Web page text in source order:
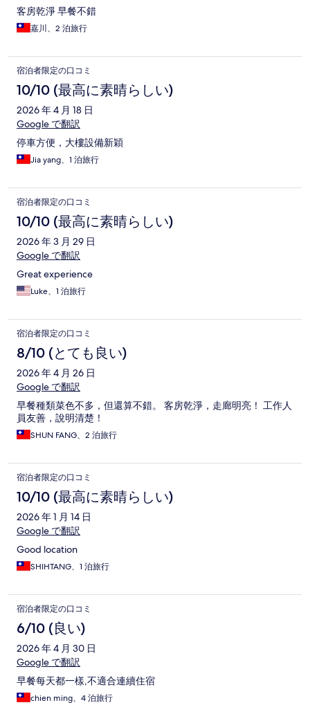
客房乾淨 早餐不錯
嘉川、2 泊旅行
宿泊者限定の口コミ
10/10 (最高に素晴らしい)
2026 年 4 月 18 日
Google で翻訳
停車方便，大樓設備新穎
Jia yang、1 泊旅行
宿泊者限定の口コミ
10/10 (最高に素晴らしい)
2026 年 3 月 29 日
Google で翻訳
Great experience
Luke、1 泊旅行
宿泊者限定の口コミ
8/10 (とても良い)
2026 年 4 月 26 日
Google で翻訳
早餐種類菜色不多，但還算不錯。 客房乾淨，走廊明亮！ 工作人
員友善，說明清楚！
SHUN FANG、2 泊旅行
宿泊者限定の口コミ
10/10 (最高に素晴らしい)
2026 年 1 月 14 日
Google で翻訳
Good location
SHIHTANG、1 泊旅行
宿泊者限定の口コミ
6/10 (良い)
2026 年 4 月 30 日
Google で翻訳
早餐每天都一樣,不適合連續住宿
chien ming、4 泊旅行